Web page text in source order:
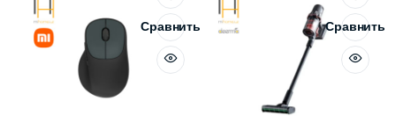
Сравнить Сравнить